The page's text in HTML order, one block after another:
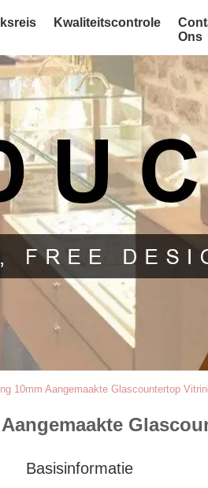
Kwaliteitscontrole
Ons
10mm Aangemaakte Glascountertop
Basisinformatie